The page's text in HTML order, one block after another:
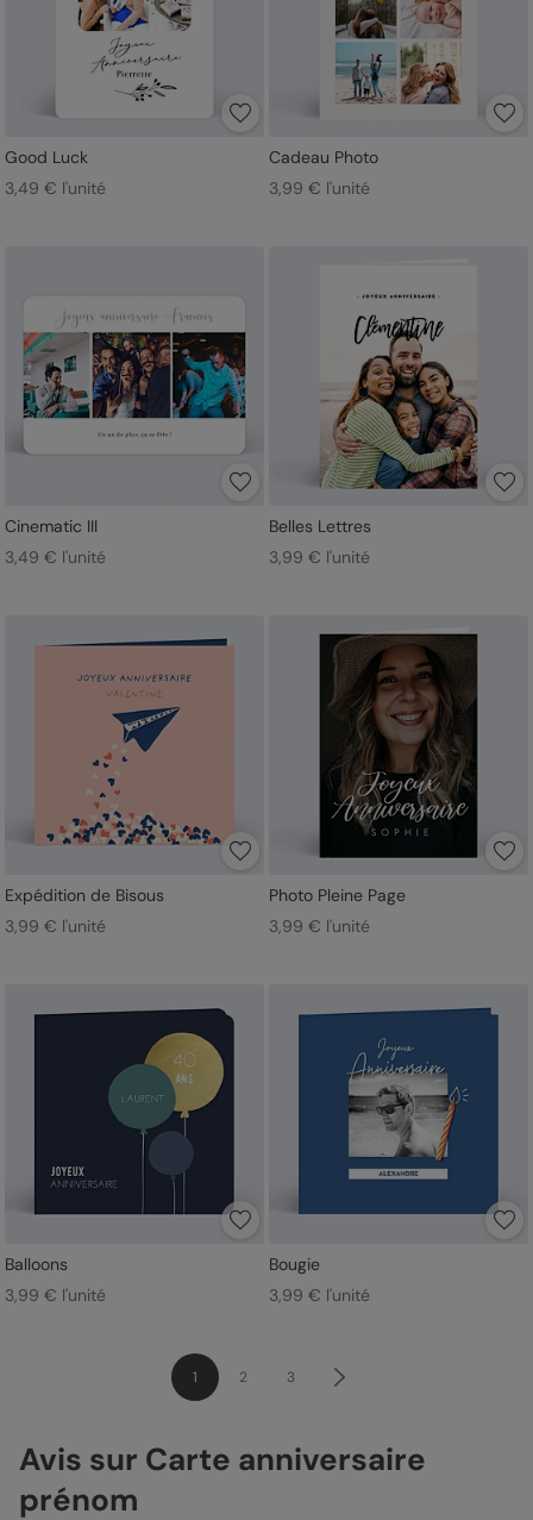
Good Luck
3,49 € l'unité
Cadeau Photo
3,99 € l'unité
Cinematic III
3,49 € l'unité
Belles Lettres
3,99 € l'unité
Expédition de Bisous
3,99 € l'unité
Photo Pleine Page
3,99 € l'unité
Balloons
3,99 € l'unité
Bougie
3,99 € l'unité
1 2 3
Avis sur Carte anniversaire
prénom